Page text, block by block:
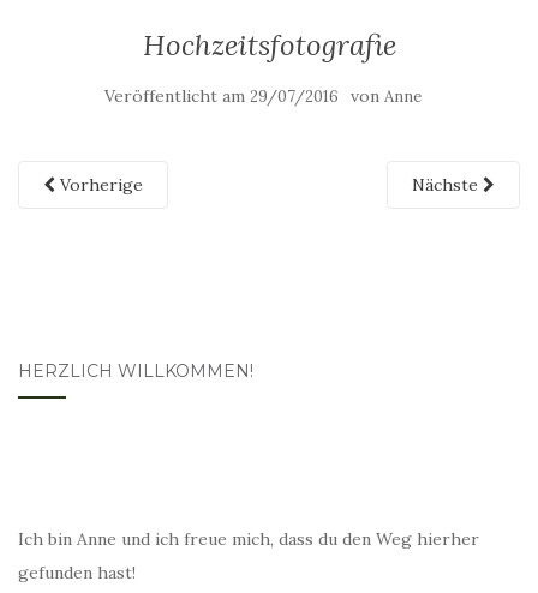
Hochzeitsfotografie
Veröffentlicht am 29/07/2016 von Anne
Vorherige Nächste
HERZLICH WILLKOMMEN!
Ich bin Anne und ich freue mich, dass du den Weg hierher
gefunden hast!